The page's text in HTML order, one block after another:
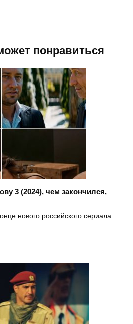
понравиться
3 (2024), чем закончился,
нового российского сериала